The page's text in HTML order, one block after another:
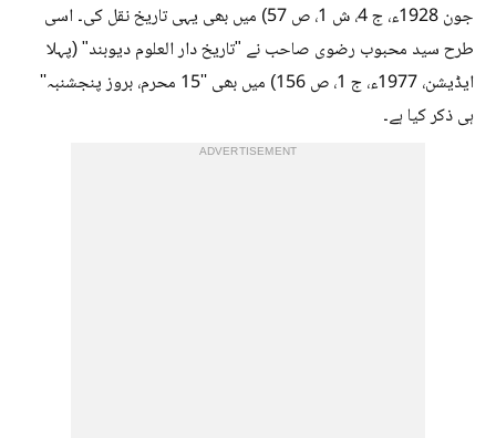
جون 1928ء، ج 4، ش 1، ص 57) میں بھی یہی تاریخ نقل کی۔ اسی
طرح سید محبوب رضوی صاحب نے "تاریخ دار العلوم دیوبند" (پہلا
ایڈیشن، 1977ء، ج 1، ص 156) میں بھی ''15 محرم، بروز پنجشنبہ''
ہی ذکر کیا ہے۔
ADVERTISEMENT